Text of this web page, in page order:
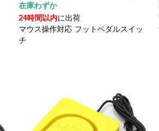
在庫わずか
24時間以内に出荷
マウス操作対応 フットペダルスイッ
チ